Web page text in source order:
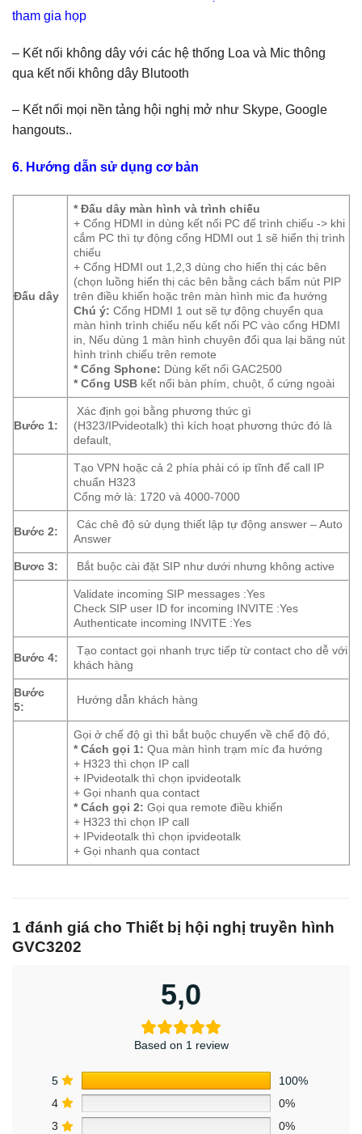
tham gia họp
– Kết nối không dây với các hệ thống Loa và Mic thông
qua kết nối không dây Blutooth
– Kết nối mọi nền tảng hội nghị mở như Skype, Google
hangouts..
6. Hướng dẫn sử dụng cơ bản
Đấu dây
* Đấu dây màn hình và trình chiếu
+ Cổng HDMI in dùng kết nối PC để trình chiếu -> khi
cắm PC thì tự động cổng HDMI out 1 sẽ hiển thị trình
chiếu
+ Cổng HDMI out 1,2,3 dùng cho hiển thị các bên
(chọn luồng hiển thị các bên bằng cách bấm nút PIP
trên điều khiển hoặc trên màn hình mic đa hướng
Chú ý: Cổng HDMI 1 out sẽ tự động chuyển qua
màn hình trình chiếu nếu kết nối PC vào cổng HDMI
in, Nếu dùng 1 màn hình chuyên đổi qua lại băng nút
hình trình chiếu trên remote
* Cổng Sphone: Dùng kết nối GAC2500
* Cổng USB kết nối bàn phím, chuột, ổ cứng ngoài
Bước 1:
Xác định gọi bằng phương thức gì
(H323/IPvideotalk) thì kích hoạt phương thức đó là
default,
Tạo VPN hoặc cả 2 phía phải có ip tĩnh để call IP
chuẩn H323
Cổng mở là: 1720 và 4000-7000
Bước 2:
Các chê độ sử dụng thiết lập tự động answer – Auto
Answer
Bươc 3: Bắt buộc cài đặt SIP như dưới nhưng không active
Validate incoming SIP messages :Yes
Check SIP user ID for incoming INVITE :Yes
Authenticate incoming INVITE :Yes
Bước 4:
Tạo contact gọi nhanh trực tiếp từ contact cho dễ với
khách hàng
Bước
5:
Hướng dẫn khách hàng
Gọi ở chế độ gì thì bắt buộc chuyển về chế độ đó,
* Cách gọi 1: Qua màn hình trạm míc đa hướng
+ H323 thì chọn IP call
+ IPvideotalk thì chọn ipvideotalk
+ Gọi nhanh qua contact
* Cách gọi 2: Gọi qua remote điều khiển
+ H323 thì chọn IP call
+ IPvideotalk thì chọn ipvideotalk
+ Gọi nhanh qua contact
1 đánh giá cho Thiết bị hội nghị truyền hình
GVC3202
5,0
Based on 1 review
5
100%
4
0%
3
0%